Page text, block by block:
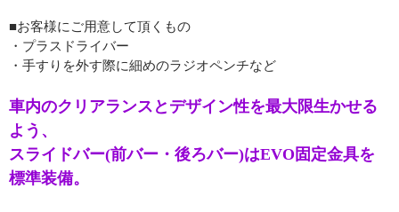
■お客様にご用意して頂くもの
・プラスドライバー
・手すりを外す際に細めのラジオペンチなど
車内のクリアランスとデザイン性を最大限生かせる
よう、
スライドバー(前バー・後ろバー)はEVO固定金具を
標準装備。